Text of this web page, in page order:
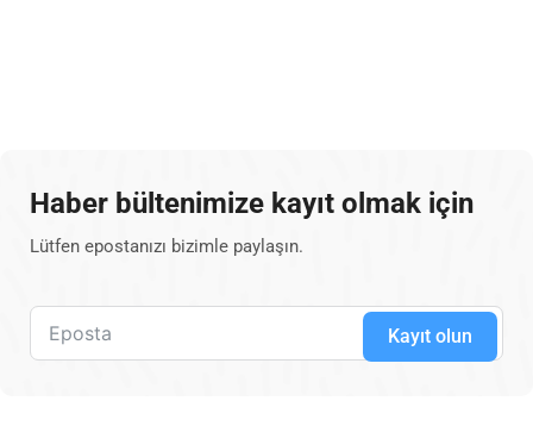
Haber bültenimize kayıt olmak için
Lütfen epostanızı bizimle paylaşın.
Kayıt olun